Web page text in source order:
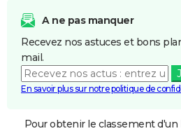
A ne pas manquer
Recevez nos astuces et bons
mail.
En savoir plus sur notre politique de
Pour obtenir le classement